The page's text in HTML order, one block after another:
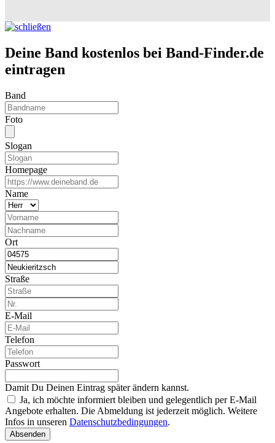
Deine Band kostenlos bei Band-Finder.de
eintragen
Band
Foto
Slogan
Homepage
Name
Ort
Straße
E-Mail
Telefon
Passwort
Damit Du Deinen Eintrag später ändern kannst.
Ja, ich möchte informiert bleiben und gelegentlich per E-Mail
Angebote erhalten. Die Abmeldung ist jederzeit möglich. Weitere
Infos in unseren Datenschutzbedingungen.
Absenden